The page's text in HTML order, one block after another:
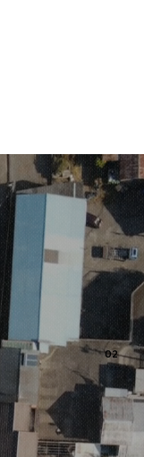
02『関
『何をやるか？に